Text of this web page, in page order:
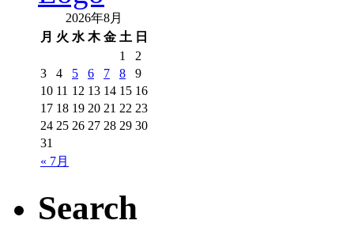
2026年8月
月 火 水 木 金 土 日
« 7月
1
2
3
4 5 6 7 8
9
10 11 12 13 14 15 16
17 18 19 20 21 22 23
24 25 26 27 28 29 30
31
Search